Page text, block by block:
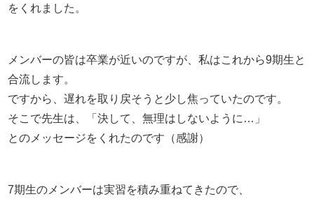
をくれました。
メンバーの皆は卒業が近いのですが、私はこれから9期生と
合流します。
ですから、遅れを取り戻そうと少し焦っていたのです。
そこで先生は、「決して、無理はしないように…」
とのメッセージをくれたのです（感謝）
7期生のメンバーは実習を積み重ねてきたので、